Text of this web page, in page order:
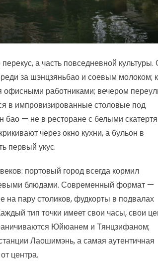
а часть повседневной культуры.
за шэнцзяньбао и соевым молоком; к
работниками; вечером
в импровизированные столовые под
— не в ресторане с белыми
через окно кухни, а бульон в
первый укус.
портовый город всегда кормил
блюдами. Современный формат —
на пару столиков, фудкорты в подвалах
тип точки имеет свои часы, свои
Юйюанем и Тянцзифаном;
Лаошимэнь, а самая аутентичная
центра.